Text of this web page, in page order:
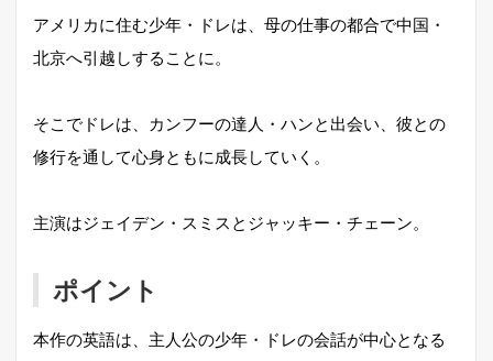
アメリカに住む少年・ドレは、母の仕事の都合で中国・
北京へ引越しすることに。
そこでドレは、カンフーの達人・ハンと出会い、彼との
修行を通して心身ともに成長していく。
主演はジェイデン・スミスとジャッキー・チェーン。
ポイント
本作の英語は、主人公の少年・ドレの会話が中心となる